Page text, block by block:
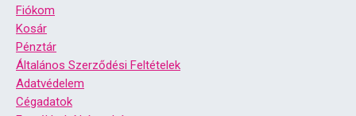
Fiókom
Kosár
Pénztár
Általános Szerződési Feltételek
Adatvédelem
Cégadatok